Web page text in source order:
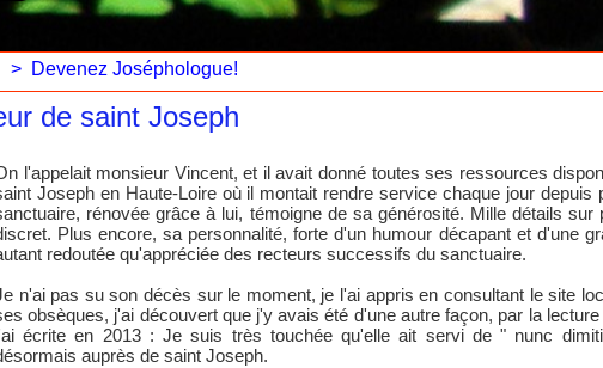
> Devenez Joséphologue!
de saint Joseph
l'appelait monsieur Vincent, et il avait donné toutes ses ressources
Joseph en Haute-Loire où il montait rendre service chaque jour depuis
rénovée grâce à lui, témoigne de sa générosité. Mille détails
Plus encore, sa personnalité, forte d'un humour décapant et d'une
redoutée qu'appréciée des recteurs successifs du sanctuaire.
n'ai pas su son décès sur le moment, je l'ai appris en consultant le site
obsèques, j'ai découvert que j'y avais été d'une autre façon, par la
écrite en 2013 : Je suis très touchée qu'elle ait servi de " nunc
auprès de saint Joseph.